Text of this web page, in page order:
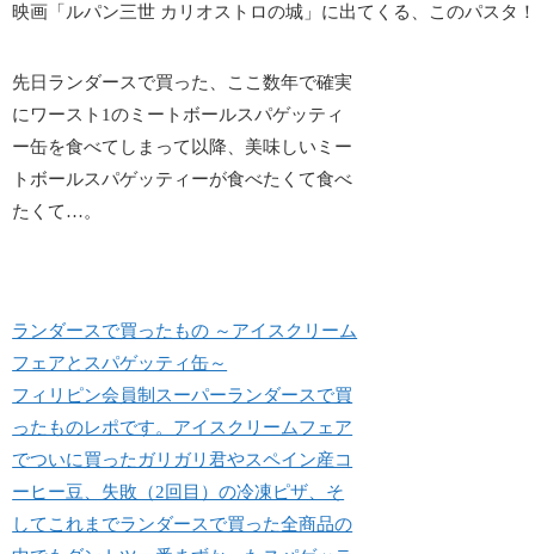
映画「ルパン三世 カリオストロの城」に出てくる、このパスタ
先日ランダースで買った、ここ数年で確実
にワースト1のミートボールスパゲッティ
ー缶を食べてしまって以降、美味しいミー
トボールスパゲッティーが食べたくて食べ
たくて…。
ランダースで買ったもの ～アイスクリーム
フェアとスパゲッティ缶～
フィリピン会員制スーパーランダースで買
ったものレポです。アイスクリームフェア
でついに買ったガリガリ君やスペイン産コ
ーヒー豆、失敗（2回目）の冷凍ピザ、そ
してこれまでランダースで買った全商品の